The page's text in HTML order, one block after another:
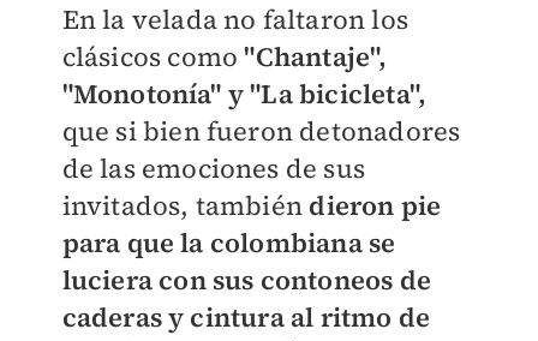
En la velada no faltaron los
clásicos como"Chantaje",
"Monotonía" y "La bicicleta",
que si bien fueron detonadores
de las emociones de sus
invitados, también dieron pie
para que la colombiana se
luciera con sus contoneos de
caderas y cintura al ritmo de